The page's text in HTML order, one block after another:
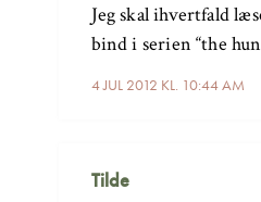
4 JUL 2012 KL. 10:44 AM
Jeg skal ihvertfald
bind i serien “the
Tilde